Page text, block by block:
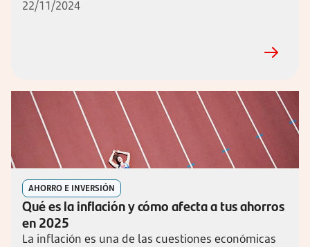
22/11/2024
AHORRO E INVERSIÓN
Qué es la inflación y cómo afecta a tus ahorros
en 2025
La inflación es una de las cuestiones económicas